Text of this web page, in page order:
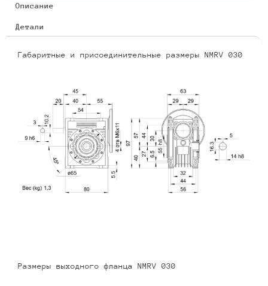
Описание
Детали
Габаритные и присоединительные размеры NMRV 030
Размеры выходного фланца NMRV 030